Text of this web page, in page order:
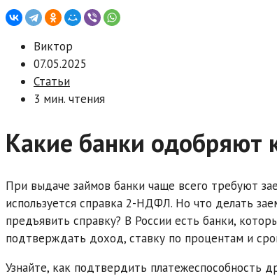
Виктор
07.05.2025
Статьи
3 мин. чтения
Какие банки одобряют
При выдаче займов банки чаще всего требуют
используется справка 2-НДФЛ. Но что делать
предъявить справку? В России есть банки,
подтверждать доход, ставку по процентам и
Узнайте, как подтвердить платежеспособность